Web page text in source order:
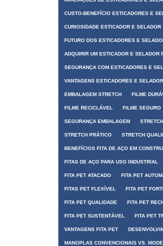
CUSTO-BENEFÍCIO ESTICADORES E
CURIOSIDADE ESTICADOR E SELADOR
FUTURO DOS ESTICADORES E
ADQUIRIR UM ESTICADOR E SELADOR
SEGURANÇA COM ESTICADORES E
VANTAGENS ESTICADORES E
EMBALAGEM STRETCH FILME
FILME RECICLÁVEL FILME SEGURO
SEGURANÇA EMBALAGEM
STRETCH PRÁTICO STRETCH
BENEFÍCIOS FITA DE AÇO EM
FITAS DE AÇO PARA USO INDUSTRIAL
FITA PET ATACADO FITA PET
FITAS PET FLEXÍVEL FITA PET
FITA PET QUALIDADE FITA PET
FITA PET SUSTENTÁVEL FITA PET
VANTAGENS FITA PET
MANOPLAS CONVENCIONAIS VS.